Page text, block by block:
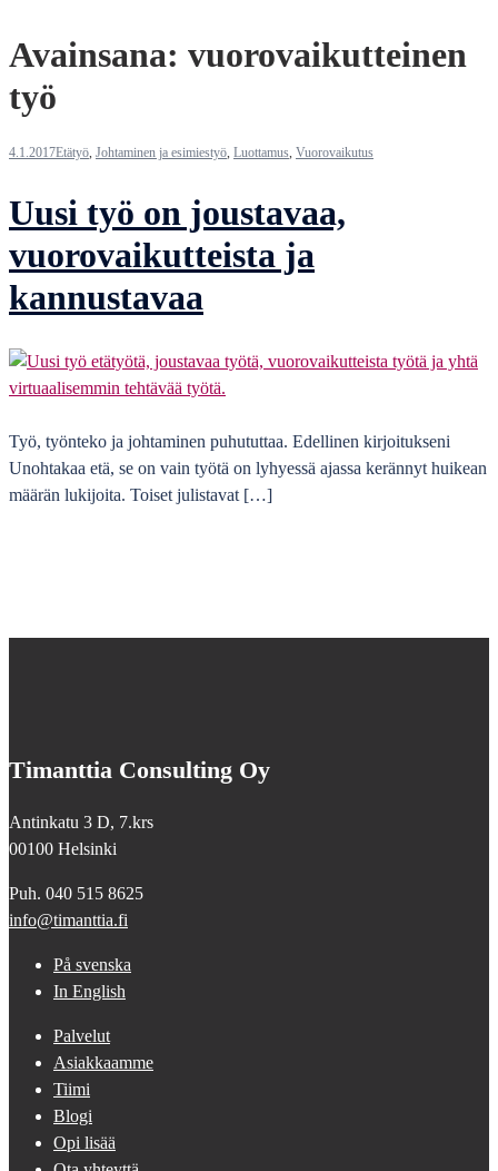
Avainsana: vuorovaikutteinen
työ
4.1.2017Etätyö, Johtaminen ja esimiestyö, Luottamus, Vuorovaikutus
Uusi työ on joustavaa,
vuorovaikutteista ja
kannustavaa
​Työ, työnteko ja johtaminen puhututtaa. Edellinen kirjoitukseni
Unohtakaa etä, se on vain työtä on lyhyessä ajassa kerännyt huikean
määrän lukijoita. Toiset julistavat […]
Timanttia Consulting Oy
Antinkatu 3 D, 7.krs
00100 Helsinki
Puh. 040 515 8625
info@timanttia.fi
På svenska
In English
Palvelut
Asiakkaamme
Tiimi
Blogi
Opi lisää